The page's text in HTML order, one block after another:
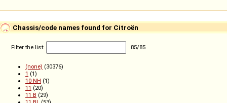
Chassis/code names found for Citroën
Filter the list: 85/85
(none) (30376)
1 (1)
10 NH (1)
11 (20)
11 B (29)